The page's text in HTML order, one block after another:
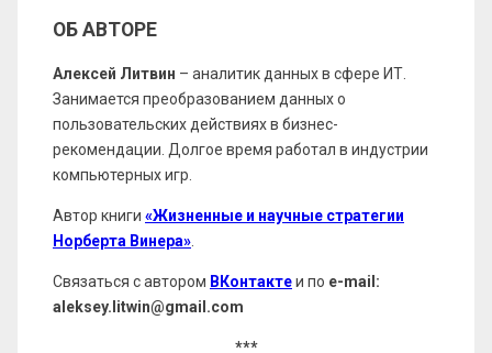
ОБ АВТОРЕ
Алексей Литвин – аналитик данных в сфере ИТ.
Занимается преобразованием данных о
пользовательских действиях в бизнес-
рекомендации. Долгое время работал в индустрии
компьютерных игр.
Автор книги «Жизненные и научные стратегии
Норберта Винера».
Связаться с автором ВКонтактеи по e-mail:
aleksey.litwin@gmail.com
***